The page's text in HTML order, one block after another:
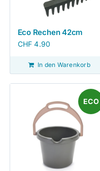
Eco Rechen 42cm
CHF 4.90
In den Warenkorb
ECO